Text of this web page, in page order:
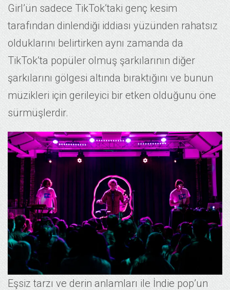
Girl’ün sadece TikTok’taki genç kesim
tarafından dinlendiği iddiası yüzünden rahatsız
olduklarını belirtirken aynı zamanda da
TikTok’ta popüler olmuş şarkılarının diğer
şarkılarını gölgesi altında bıraktığını ve bunun
müzikleri için gerileyici bir etken olduğunu öne
sürmüşlerdir.
Eşsiz tarzı ve derin anlamları ile İndie pop’un